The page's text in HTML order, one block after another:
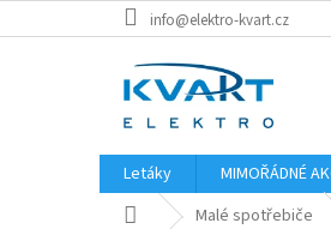
na
info@elektro-kvart.cz
Letáky MIMOŘÁDNÉ
Domů Malé spotřebiče